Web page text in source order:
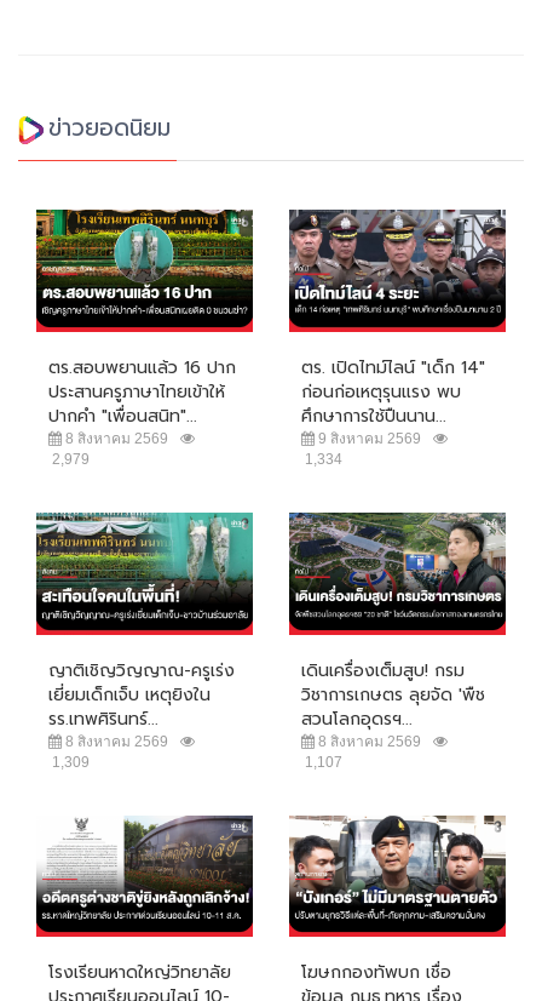
ข่าวยอดนิยม
ตร.สอบพยานแล้ว 16 ปาก
ประสานครูภาษาไทยเข้าให้
ปากคำ "เพื่อนสนิท"...
8 สิงหาคม 2569
2,979
ตร. เปิดไทม์ไลน์ "เด็ก 14"
ก่อนก่อเหตุรุนแรง พบ
ศึกษาการใช้ปืนนาน...
9 สิงหาคม 2569
1,334
ญาติเชิญวิญญาณ-ครูเร่ง
เยี่ยมเด็กเจ็บ เหตุยิงใน
รร.เทพศิรินทร์...
8 สิงหาคม 2569
1,309
เดินเครื่องเต็มสูบ! กรม
วิชาการเกษตร ลุยจัด 'พืช
สวนโลกอุดรฯ...
8 สิงหาคม 2569
1,107
โรงเรียนหาดใหญ่วิทยาลัย
โฆษกกองทัพบก เชื่อ